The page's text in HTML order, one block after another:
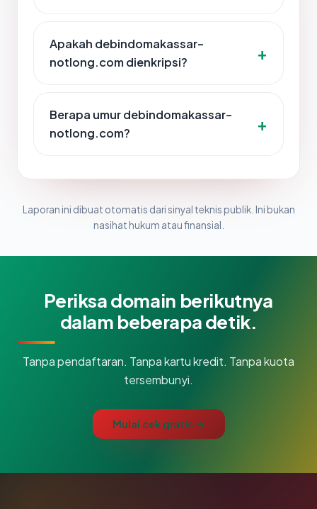
Apakah debindomakassar-
notlong.com dienkripsi?
Berapa umur debindomakassar-
notlong.com?
Laporan ini dibuat otomatis dari sinyal teknis publik. Ini bukan
nasihat hukum atau finansial.
Periksa domain berikutnya
dalam beberapa detik.
Tanpa pendaftaran. Tanpa kartu kredit. Tanpa kuota
tersembunyi.
Mulai cek gratis →